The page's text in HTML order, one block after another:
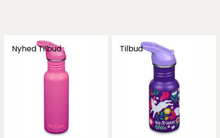
NyhedTilbud Tilbud